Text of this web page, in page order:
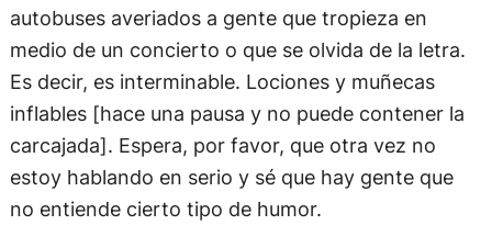
autobuses averiados a gente que tropieza en
medio de un concierto o que se olvida de la letra.
Es decir, es interminable. Lociones y muñecas
inflables [hace una pausa y no puede contener la
carcajada]. Espera, por favor, que otra vez no
estoy hablando en serio y sé que hay gente que
no entiende cierto tipo de humor.